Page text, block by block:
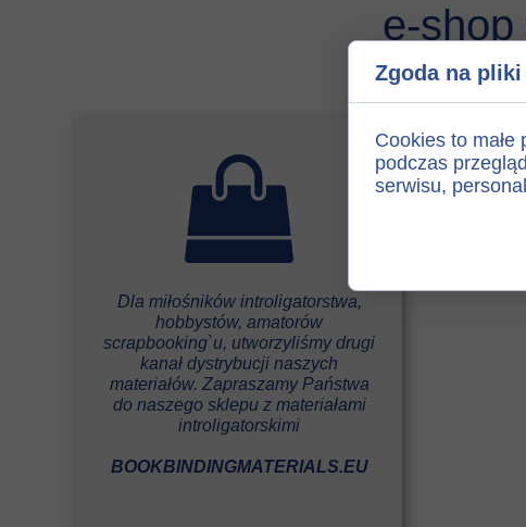
e-shop
Dla miłośników introligatorstwa,
hobbystów, amatorów
scrapbooking`u, utworzyliśmy drugi
kanał dystrybucji naszych
materiałów. Zapraszamy Państwa
do naszego sklepu z materiałami
introligatorskimi
BOOKBINDINGMATERIALS.EU
Zgoda na
Cookies to
podczas
serwisu,